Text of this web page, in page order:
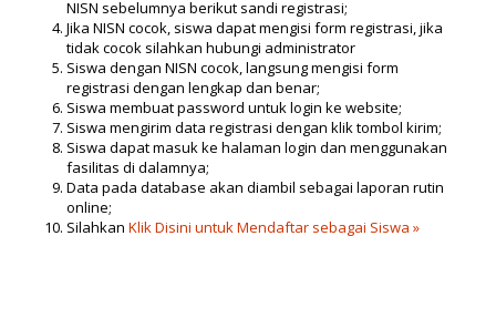
NISN sebelumnya berikut sandi registrasi;
Jika NISN cocok, siswa dapat mengisi form registrasi, jika
tidak cocok silahkan hubungi administrator
Siswa dengan NISN cocok, langsung mengisi form
registrasi dengan lengkap dan benar;
Siswa membuat password untuk login ke website;
Siswa mengirim data registrasi dengan klik tombol kirim;
Siswa dapat masuk ke halaman login dan menggunakan
fasilitas di dalamnya;
Data pada database akan diambil sebagai laporan rutin
online;
Silahkan Klik Disini untuk Mendaftar sebagai Siswa »